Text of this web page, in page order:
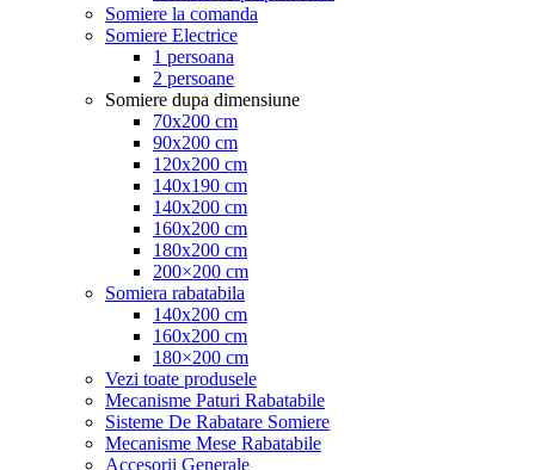
Somiere la comanda
Somiere Electrice
1 persoana
2 persoane
Somiere dupa dimensiune
70x200 cm
90x200 cm
120x200 cm
140x190 cm
140x200 cm
160x200 cm
180x200 cm
200×200 cm
Somiera rabatabila
140x200 cm
160x200 cm
180×200 cm
Vezi toate produsele
Mecanisme Paturi Rabatabile
Sisteme De Rabatare Somiere
Mecanisme Mese Rabatabile
Accesorii Generale